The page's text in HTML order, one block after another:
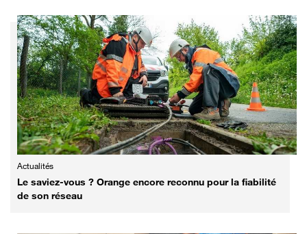
Actualités
Le saviez-vous ? Orange encore reconnu pour la fiabilité
de son réseau